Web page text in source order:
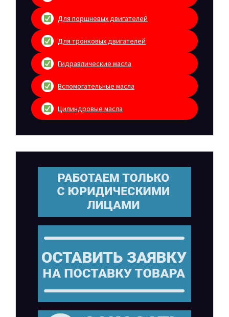
Для поршневых двигателей
Для тронковых двигателей
Гидравлические масла
Вспомогательные масла
Цилиндровые масла